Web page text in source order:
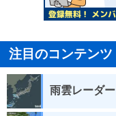
注目のコンテンツ
雨雲レーダー